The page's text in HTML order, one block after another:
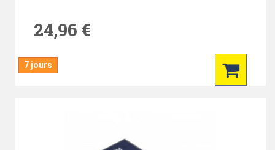
24,96 €
7 jours